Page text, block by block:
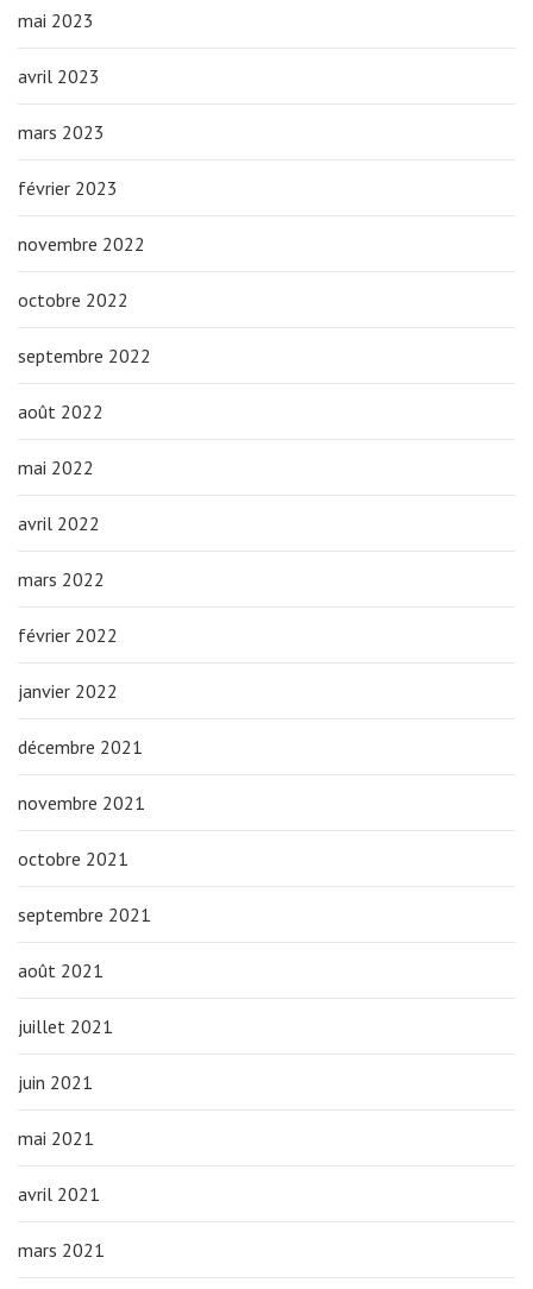
mai 2023
avril 2023
mars 2023
février 2023
novembre 2022
octobre 2022
septembre 2022
août 2022
mai 2022
avril 2022
mars 2022
février 2022
janvier 2022
décembre 2021
novembre 2021
octobre 2021
septembre 2021
août 2021
juillet 2021
juin 2021
mai 2021
avril 2021
mars 2021